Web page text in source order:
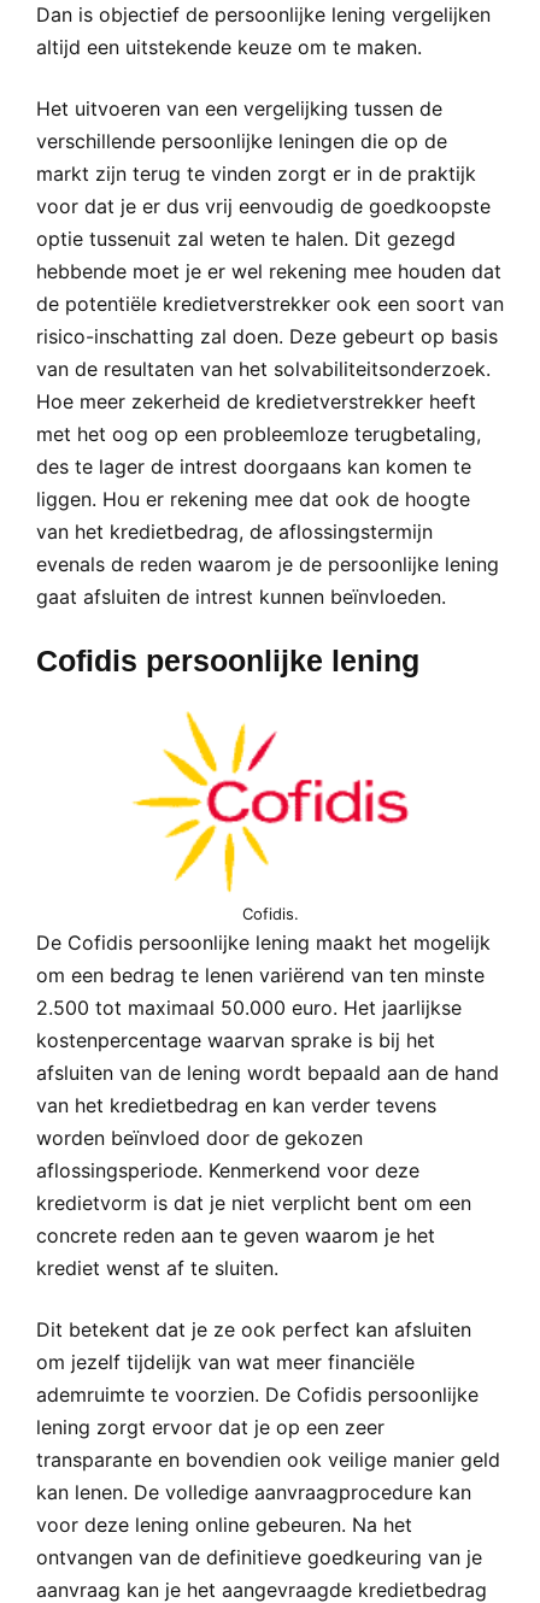
Dan is objectief de persoonlijke lening vergelijken
altijd een uitstekende keuze om te maken.
Het uitvoeren van een vergelijking tussen de
verschillende persoonlijke leningen die op de
markt zijn terug te vinden zorgt er in de praktijk
voor dat je er dus vrij eenvoudig de goedkoopste
optie tussenuit zal weten te halen. Dit gezegd
hebbende moet je er wel rekening mee houden dat
de potentiële kredietverstrekker ook een soort van
risico-inschatting zal doen. Deze gebeurt op basis
van de resultaten van het solvabiliteitsonderzoek.
Hoe meer zekerheid de kredietverstrekker heeft
met het oog op een probleemloze terugbetaling,
des te lager de intrest doorgaans kan komen te
liggen. Hou er rekening mee dat ook de hoogte
van het kredietbedrag, de aflossingstermijn
evenals de reden waarom je de persoonlijke lening
gaat afsluiten de intrest kunnen beïnvloeden.
Cofidis persoonlijke lening
Cofidis.
De Cofidis persoonlijke lening maakt het mogelijk
om een bedrag te lenen variërend van ten minste
2.500 tot maximaal 50.000 euro. Het jaarlijkse
kostenpercentage waarvan sprake is bij het
afsluiten van de lening wordt bepaald aan de hand
van het kredietbedrag en kan verder tevens
worden beïnvloed door de gekozen
aflossingsperiode. Kenmerkend voor deze
kredietvorm is dat je niet verplicht bent om een
concrete reden aan te geven waarom je het
krediet wenst af te sluiten.
Dit betekent dat je ze ook perfect kan afsluiten
om jezelf tijdelijk van wat meer financiële
ademruimte te voorzien. De Cofidis persoonlijke
lening zorgt ervoor dat je op een zeer
transparante en bovendien ook veilige manier geld
kan lenen. De volledige aanvraagprocedure kan
voor deze lening online gebeuren. Na het
ontvangen van de definitieve goedkeuring van je
aanvraag kan je het aangevraagde kredietbedrag